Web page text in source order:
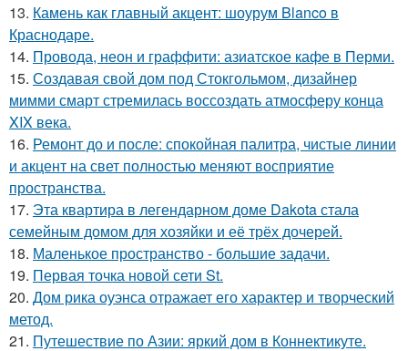
13. Камень как главный акцент: шоурум Blanco в
Краснодаре.
14. Провода, неон и граффити: азиатское кафе в Перми.
15. Создавая свой дом под Стокгольмом, дизайнер
мимми смарт стремилась воссоздать атмосферу конца
XIX века.
16. Ремонт до и после: спокойная палитра, чистые линии
и акцент на свет полностью меняют восприятие
пространства.
17. Эта квартира в легендарном доме Dakota стала
семейным домом для хозяйки и её трёх дочерей.
18. Маленькое пространство - большие задачи.
19. Первая точка новой сети St.
20. Дом рика оуэнса отражает его характер и творческий
метод.
21. Путешествие по Азии: яркий дом в Коннектикуте.